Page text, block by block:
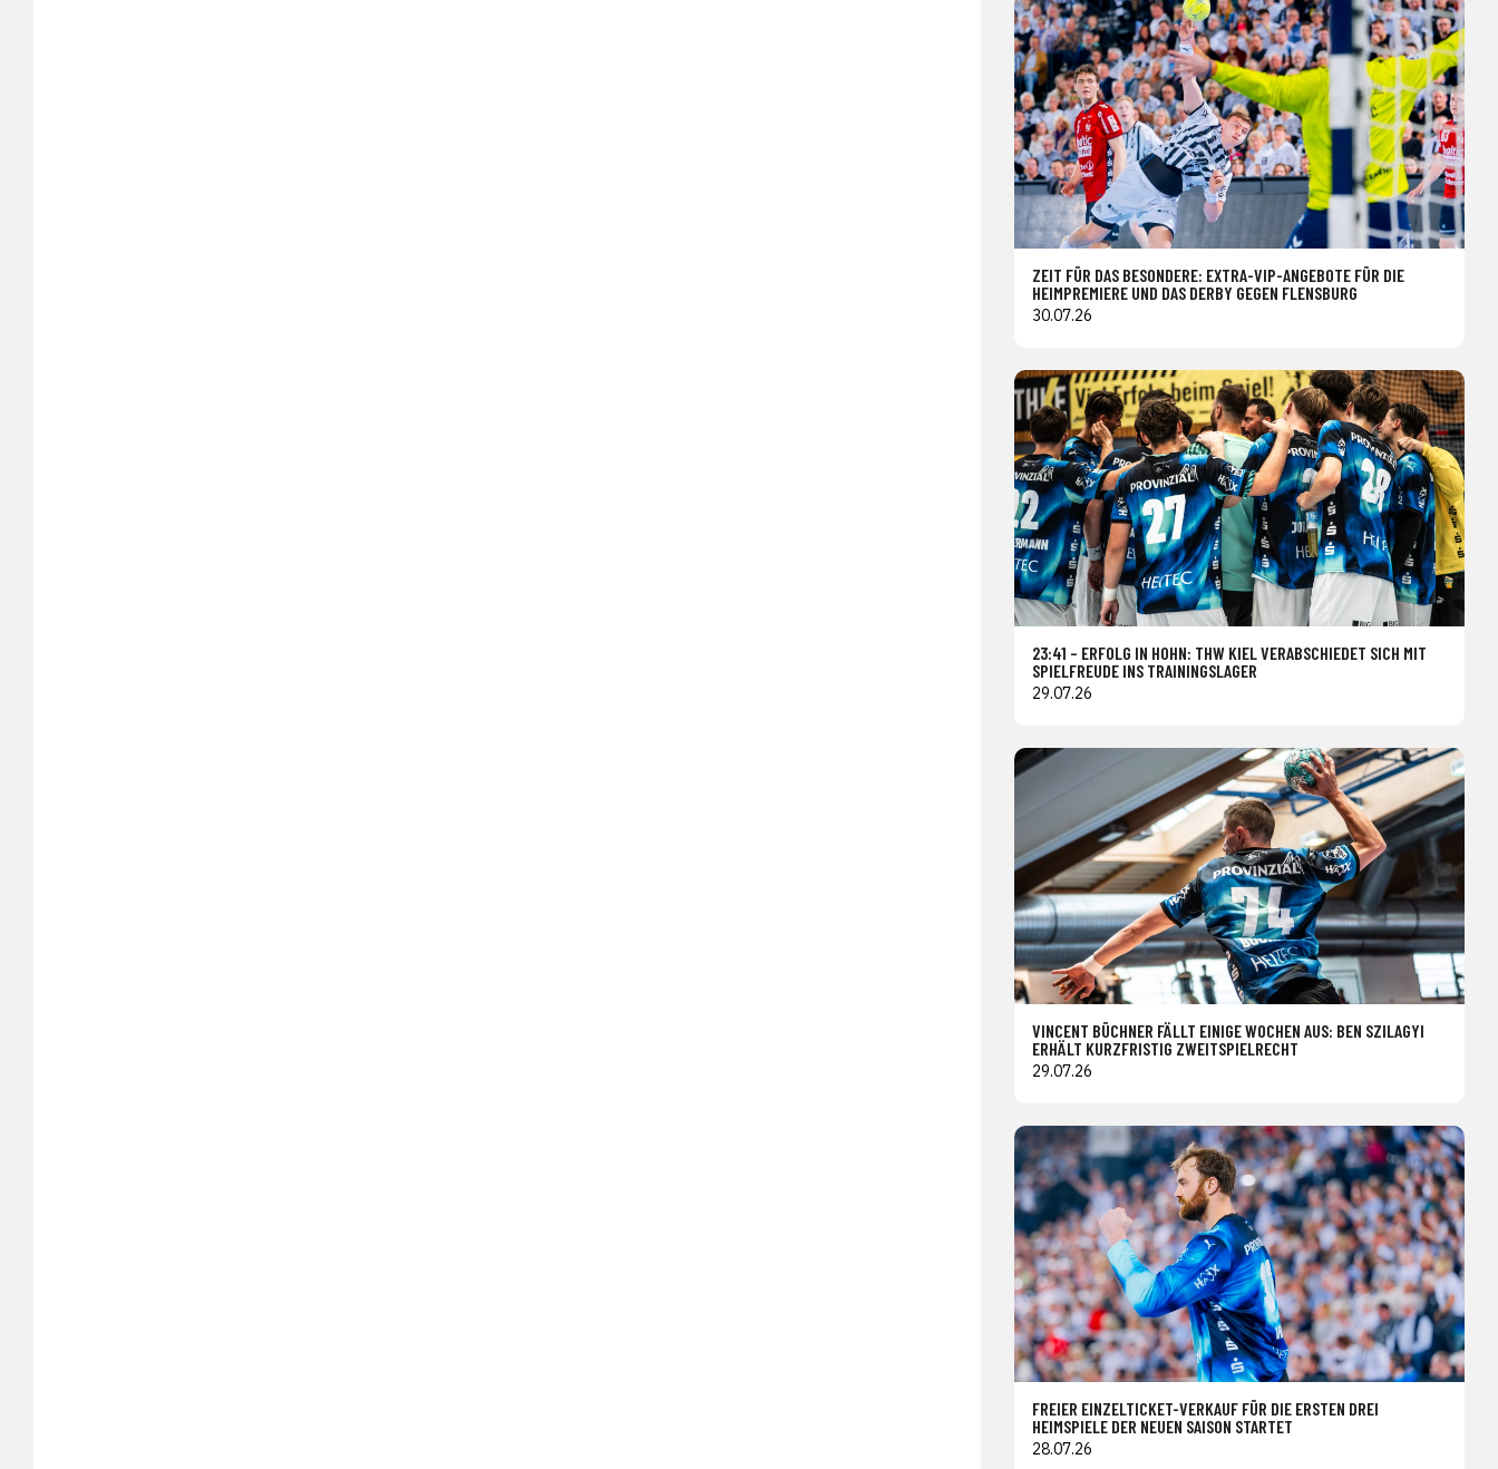
ZEIT FÜR DAS BESONDERE: EXTRA-VIP-ANGEBOTE FÜR DIE
HEIMPREMIERE UND DAS DERBY GEGEN FLENSBURG
30.07.26
23:41 – ERFOLG IN HOHN: THW KIEL VERABSCHIEDET SICH MIT
SPIELFREUDE INS TRAININGSLAGER
29.07.26
VINCENT BÜCHNER FÄLLT EINIGE WOCHEN AUS: BEN SZILAGYI
ERHÄLT KURZFRISTIG ZWEITSPIELRECHT
29.07.26
FREIER EINZELTICKET-VERKAUF FÜR DIE ERSTEN DREI
HEIMSPIELE DER NEUEN SAISON STARTET
28.07.26